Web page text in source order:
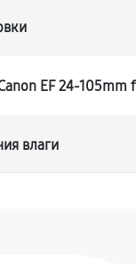
EF 24-105mm
влаги